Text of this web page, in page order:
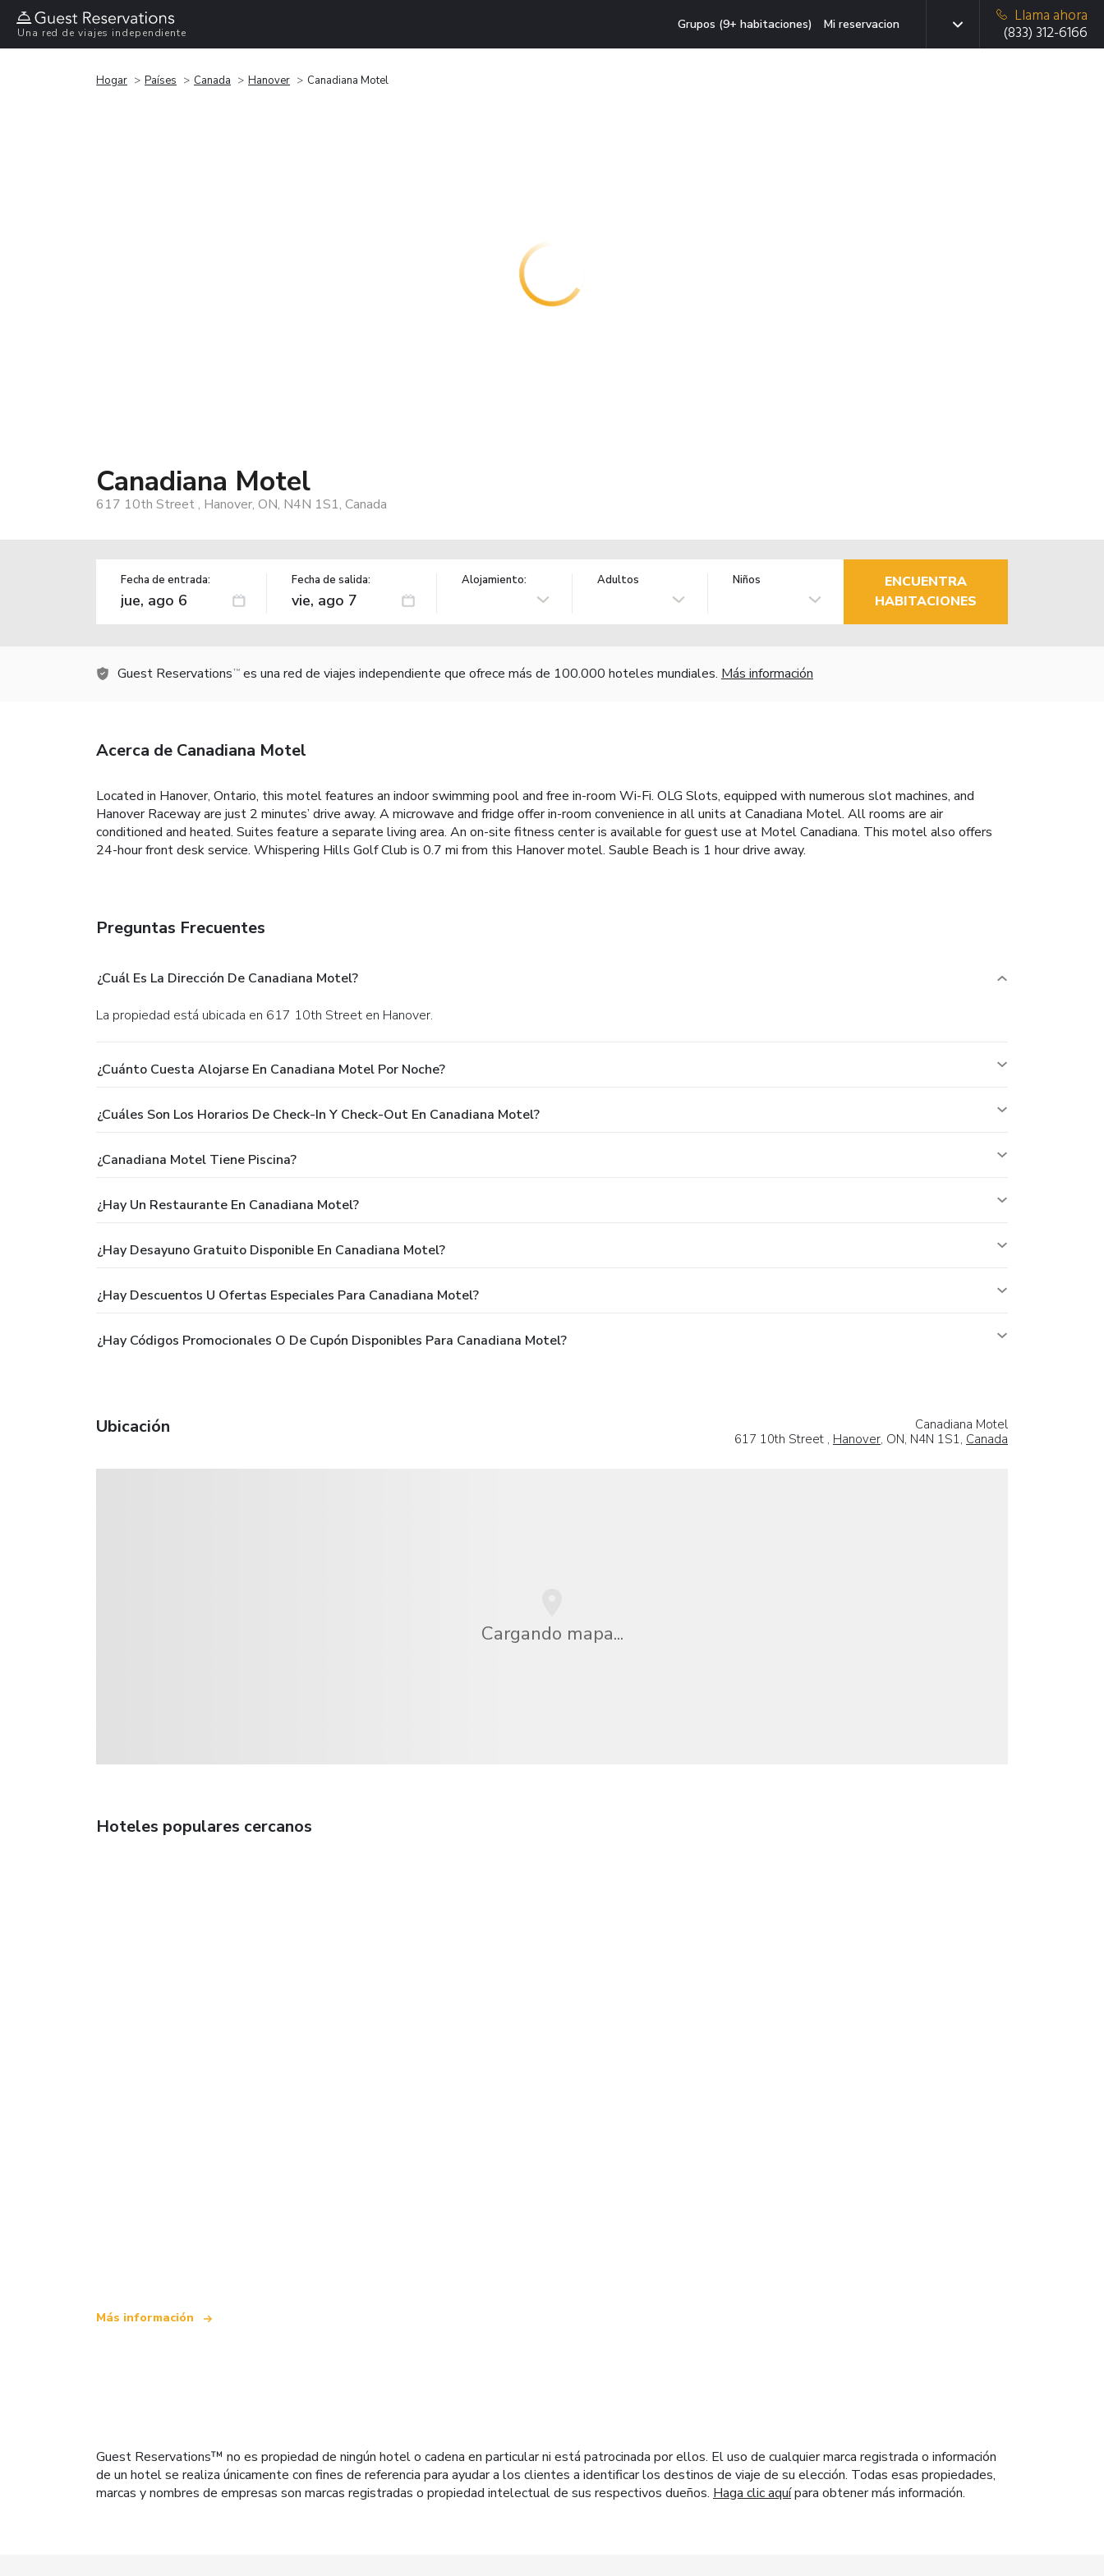
Una red de viajes independiente
Grupos (9+ habitaciones) Mi reservacion
Llama ahora
(833) 312-6166
Hogar Países Canada Hanover Canadiana Motel
Canadiana Motel
617 10th Street , Hanover, ON, N4N 1S1, Canada
Fecha de entrada: Fecha de salida: Alojamiento: Adultos Niños
ENCUENTRA
HABITACIONES
Guest Reservations TM es una red de viajes independiente que ofrece más de 100.000 hoteles mundiales. Más información
Acerca de Canadiana Motel
Located in Hanover, Ontario, this motel features an indoor swimming pool and free in-room Wi-Fi. OLG Slots, equipped with numerous slot machines, and
Hanover Raceway are just 2 minutes’ drive away. A microwave and fridge offer in-room convenience in all units at Canadiana Motel. All rooms are air
conditioned and heated. Suites feature a separate living area. An on-site fitness center is available for guest use at Motel Canadiana. This motel also offers
24-hour front desk service. Whispering Hills Golf Club is 0.7 mi from this Hanover motel. Sauble Beach is 1 hour drive away.
Preguntas Frecuentes
¿Cuál Es La Dirección De Canadiana Motel?
La propiedad está ubicada en 617 10th Street en Hanover.
¿Cuánto Cuesta Alojarse En Canadiana Motel Por Noche?
¿Cuáles Son Los Horarios De Check-In Y Check-Out En Canadiana Motel?
¿Canadiana Motel Tiene Piscina?
¿Hay Un Restaurante En Canadiana Motel?
¿Hay Desayuno Gratuito Disponible En Canadiana Motel?
¿Hay Descuentos U Ofertas Especiales Para Canadiana Motel?
¿Hay Códigos Promocionales O De Cupón Disponibles Para Canadiana Motel?
Ubicación
Canadiana Motel
617 10th Street , Hanover, ON, N4N 1S1, Canada
Cargando mapa...
Hoteles populares cercanos
Más información
Guest Reservations™ no es propiedad de ningún hotel o cadena en particular ni está patrocinada por ellos. El uso de cualquier marca registrada o información
de un hotel se realiza únicamente con fines de referencia para ayudar a los clientes a identificar los destinos de viaje de su elección. Todas esas propiedades,
marcas y nombres de empresas son marcas registradas o propiedad intelectual de sus respectivos dueños. Haga clic aquípara obtener más información.